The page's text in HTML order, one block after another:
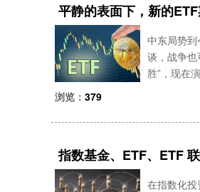
平静的表面下，新的
中东局势
谈，战争
胜”，现在
浏览： 379
指数基金、ETF、ETF
在指数化